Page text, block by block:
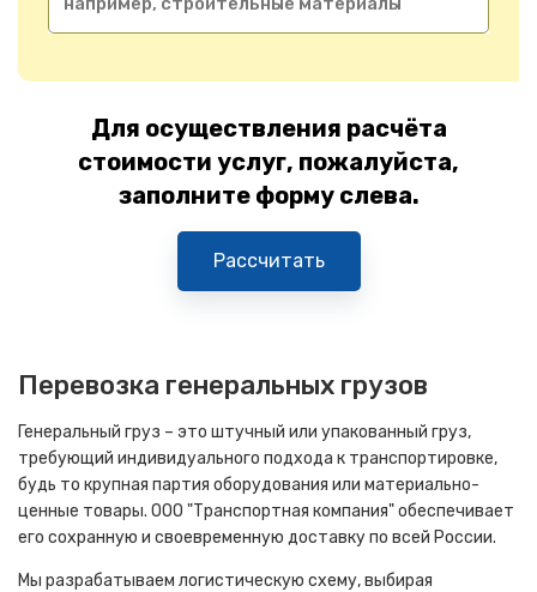
Для осуществления расчёта
стоимости услуг, пожалуйста,
заполните форму слева.
Рассчитать
Перевозка генеральных грузов
Генеральный груз – это штучный или упакованный груз,
требующий индивидуального подхода к транспортировке,
будь то крупная партия оборудования или материально-
ценные товары. ООО "Транспортная компания" обеспечивает
его сохранную и своевременную доставку по всей России.
Мы разрабатываем логистическую схему, выбирая